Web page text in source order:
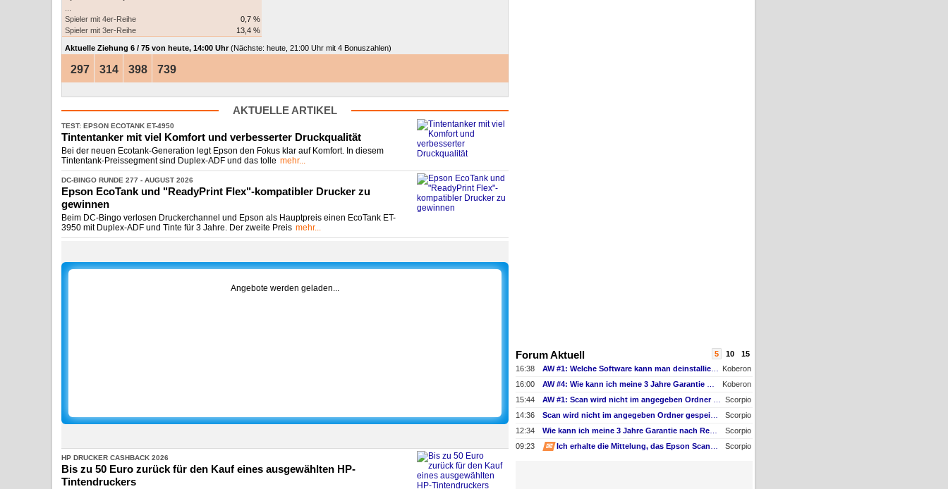
Spieler mit 4er-Reihe
0,7 %
Spieler mit 3er-Reihe
13,4 %
Aktuelle Ziehung 6 / 75 von heute, 14:00 Uhr (Nächste: heute, 21:00 Uhr mit 4 Bonuszahlen)
297 314 398 739
AKTUELLE ARTIKEL
TEST: EPSON ECOTANK ET-​4950
Tintentanker mit viel Komfort und verbesserter Druckqualität
Bei der neuen Ecotank-Generation legt Epson den Fokus klar auf Komfort. In diesem
Tintentank-Preissegment sind Duplex-ADF und das tolle mehr...
DC-​BINGO RUNDE 277 - ​ AUGUST 2026
Epson EcoTank und "ReadyPrint Flex"-​kompatibler Drucker zu
gewinnen
Beim DC-Bingo verlosen Druckerchannel und Epson als Hauptpreis einen EcoTank ET-
3950 mit Duplex-ADF und Tinte für 3 Jahre. Der zweite Preis mehr...
Angebote werden geladen...
HP DRUCKER CASHBACK 2026
Bis zu 50 Euro zurück für den Kauf eines ausgewählten HP-
Tintendruckers
Forum Aktuell 5 10
15
16:38
Koberon
16:00
Koberon
15:44
Scorpio
14:36
Scorpio
12:34
Scorpio
09:23
✉ Scorpio